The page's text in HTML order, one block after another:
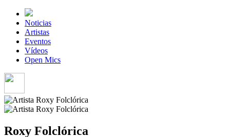
Noticias
Artistas
Eventos
Vídeos
Open Mics
Roxy Folclórica